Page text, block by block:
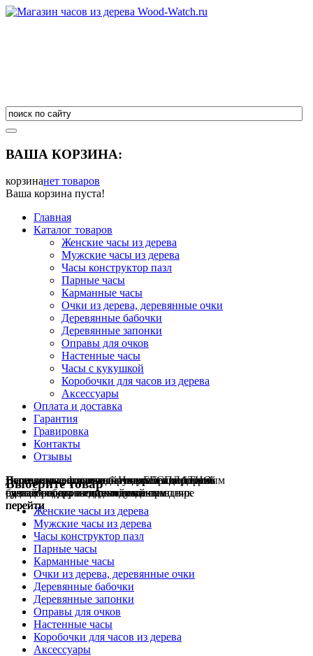
ВАША КОРЗИНА:
корзинанет товаров
Ваша корзина пуста!
Главная
Каталог товаров
Женские часы из дерева
Мужские часы из дерева
Часы конструктор пазл
Парные часы
Карманные часы
Очки из дерева, деревянные очки
Деревянные бабочки
Деревянные запонки
Оправы для очков
Настенные часы
Часы с кукушкой
Коробочки для часов из дерева
Аксессуары
Оплата и доставка
Гарантия
Гравировка
Контакты
Отзывы
Гравировка на часахобычнаяБЕСПЛАТНО
сделай подарок индивидуальным
перейти
Деревянные флешкии ручкис гравировкой
сделаем подарок эксклюзивным
перейти
Настенные резныечасыНатуральное дерево
ручная работа в единичном экземпляре
перейти
Парные часыотличный подарок влюблённым
на годовщину или семейный праздник
перейти
Деревянные оправыдля очковбез диоптрий
будь стильным всегда и везде
перейти
Выберите товар
Женские часы из дерева
Мужские часы из дерева
Часы конструктор пазл
Парные часы
Карманные часы
Очки из дерева, деревянные очки
Деревянные бабочки
Деревянные запонки
Оправы для очков
Настенные часы
Коробочки для часов из дерева
Аксессуары